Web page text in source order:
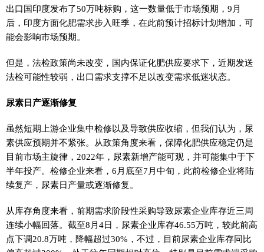
出口国印度发布了50万吨标购，这一数量低于市场预期，9月
后，印度方面化肥需求步入旺季，在此前预计招标计划增加，可
能会影响市场预期。
但是，法检政策尚未改变，国内保证化肥供应要求下，近期发送
法检可能性较弱，出口需求支撑不足以改变需求低迷状态。
尿素日产逐渐修复
虽然短期上游企业集中检修以及导致供应收缩，但我们认为，尿
素供应预期并不紧张。从政策角度来看，保障化肥供应稳定仍是
目前市场主旋律，2022年，尿素新增产能可观，并可能集中于下
半年投产。检修企业来看，6月底至7月中旬，此前检修企业将陆
续复产，尿素日产量或逐渐修复。
从库存角度来看，前期需求阶段性采购导致尿素企业库存近三周
连续小幅回落。截至8月4日，尿素企业库存46.55万吨，较此前高
点下调20.8万吨，降幅超过30%，不过，目前尿素企业库存同比